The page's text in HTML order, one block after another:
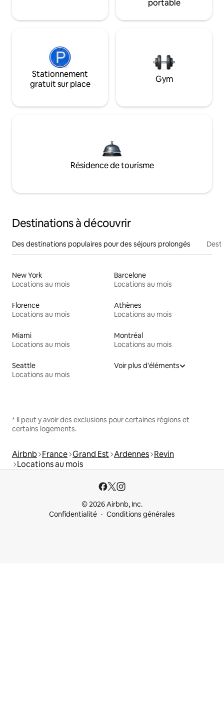
portable
Stationnement
gratuit sur place
Gym
Résidence de tourisme
Destinations à découvrir
Des destinations populaires pour des séjours prolongés
New York
Locations au mois
Barcelone
Locations au mois
Florence
Locations au mois
Athènes
Locations au mois
Miami
Locations au mois
Montréal
Locations au mois
Seattle
Locations au mois
Voir plus d'éléments
* Il peut y avoir des exclusions pour certaines régions et
certains logements.
Airbnb France Grand Est Ardennes Revin
Locations au mois
© 2026 Airbnb, Inc.
Confidentialité
Conditions générales